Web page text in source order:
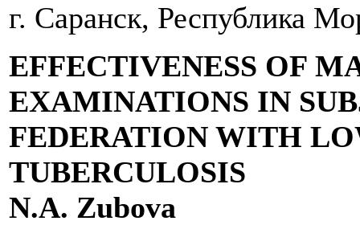
г. Саранск, Республика
EFFECTIVENESS OF
EXAMINATIONS IN
FEDERATION WITH
TUBERCULOSIS
N.A. Zubova